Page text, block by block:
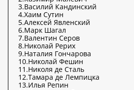
3.Василий Кандинский
4.Хаим Сутин
5.Алексей Явленский
6.Марк Шагал
7.Валентин Серов
8.Николай Рерих
9.Наталия Гончарова
10.Николай Фешин
11.Николя де Сталь
12.Тамара де Лемпицка
13.Илья Репин